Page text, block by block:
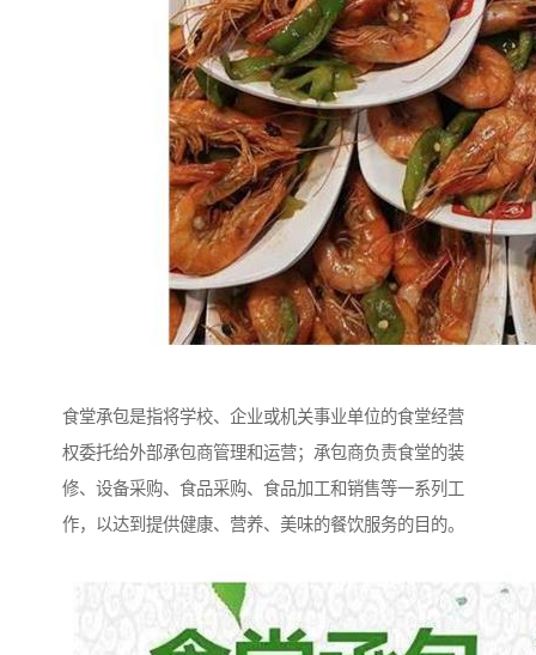
食堂承包是指将学校、企业或机关事业单位的食堂经营
权委托给外部承包商管理和运营；承包商负责食堂的装
修、设备采购、食品采购、食品加工和销售等一系列工
作，以达到提供健康、营养、美味的餐饮服务的目的。